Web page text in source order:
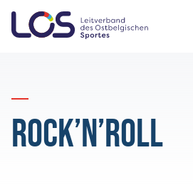
Rock’n’Roll